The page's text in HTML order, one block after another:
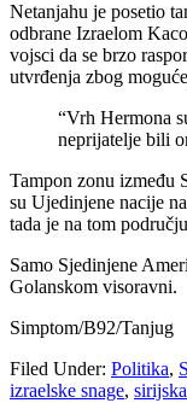
Netanjahu je posetio
odbrane Izraelom
vojsci da se brzo
utvrđenja zbog
“Vrh Hermona
neprijatelje bili
Tampon zonu između
su Ujedinjene nacije
tada je na tom
Samo Sjedinjene
Golanskom visoravni.
Simptom/B92/Tanjug
Filed Under: Politika,
izraelske snage,